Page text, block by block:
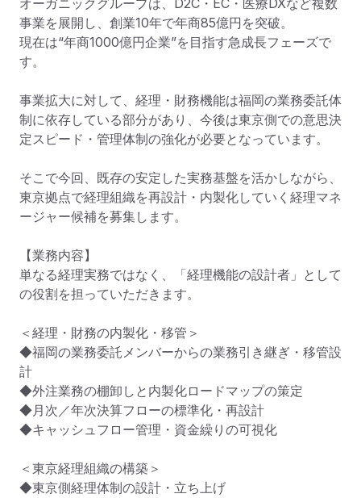
オーガニックグループは、D2C・EC・医療DXなど複数
事業を展開し、創業10年で年商85億円を突破。
現在は“年商1000億円企業”を目指す急成長フェーズで
す。
事業拡大に対して、経理・財務機能は福岡の業務委託体
制に依存している部分があり、今後は東京側での意思決
定スピード・管理体制の強化が必要となっています。
そこで今回、既存の安定した実務基盤を活かしながら、
東京拠点で経理組織を再設計・内製化していく経理マネ
ージャー候補を募集します。
【業務内容】
単なる経理実務ではなく、「経理機能の設計者」として
の役割を担っていただきます。
＜経理・財務の内製化・移管＞
◆福岡の業務委託メンバーからの業務引き継ぎ・移管設
計
◆外注業務の棚卸しと内製化ロードマップの策定
◆月次／年次決算フローの標準化・再設計
◆キャッシュフロー管理・資金繰りの可視化
＜東京経理組織の構築＞
◆東京側経理体制の設計・立ち上げ